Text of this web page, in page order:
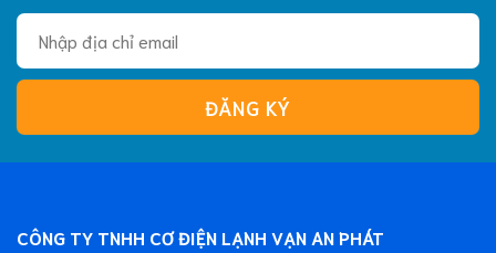
CÔNG TY TNHH CƠ ĐIỆN LẠNH VẠN AN PHÁT